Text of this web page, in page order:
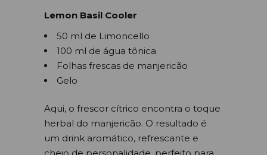
Lemon Basil Cooler
50 ml de Limoncello
100 ml de água tônica
Folhas frescas de manjericão
Gelo
Aqui, o frescor cítrico encontra o toque
herbal do manjericão. O resultado é
um drink aromático, refrescante e